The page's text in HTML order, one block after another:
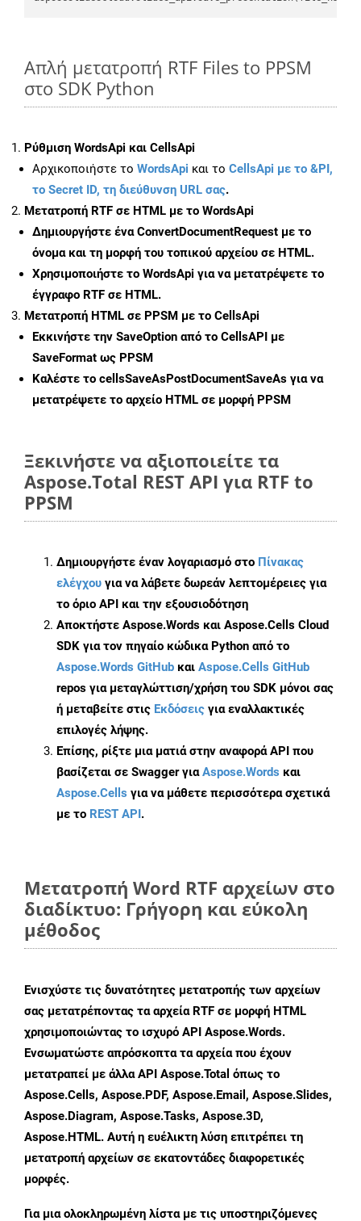
Απλή μετατροπή RTF Files to PPSM
στο SDK Python
Ρύθμιση WordsApi και CellsApi
Αρχικοποιήστε το WordsApi και το CellsApi με το &PI,
το Secret ID, τη διεύθυνση URL σας.
Μετατροπή RTF σε HTML με το WordsApi
Δημιουργήστε έναConvertDocumentRequest με το
όνομα και τη μορφή του τοπικού αρχείου σε HTML.
Χρησιμοποιήστε το WordsApi για να μετατρέψετε το
έγγραφο RTF σε HTML.
Μετατροπή HTML σε PPSM με το CellsApi
Εκκινήστε την SaveOption από το CellsAPI με
SaveFormat ως PPSM
Καλέστε το cellsSaveAsPostDocumentSaveAs για να
μετατρέψετε το αρχείο HTML σε μορφή PPSM
Ξεκινήστε να αξιοποιείτε τα
Aspose.Total REST API για RTF to
PPSM
Δημιουργήστε έναν λογαριασμό στο Πίνακας
ελέγχου για να λάβετε δωρεάν λεπτομέρειες για
το όριο API και την εξουσιοδότηση
Αποκτήστε Aspose.Words και Aspose.Cells Cloud
SDK για τον πηγαίο κώδικα Python από το
Aspose.Words GitHub και Aspose.Cells GitHub
repos για μεταγλώττιση/χρήση του SDK μόνοι σας
ή μεταβείτε στις Εκδόσεις για εναλλακτικές
επιλογές λήψης.
Επίσης, ρίξτε μια ματιά στην αναφορά API που
βασίζεται σε Swagger γιαAspose.Words και
Aspose.Cells για να μάθετε περισσότερα σχετικά
με το REST API.
Μετατροπή Word RTF αρχείων στο
διαδίκτυο: Γρήγορη και εύκολη
μέθοδος
Ενισχύστε τις δυνατότητες μετατροπής των αρχείων
σας μετατρέποντας τα αρχεία RTF σε μορφή HTML
χρησιμοποιώντας το ισχυρό API Aspose.Words.
Ενσωματώστε απρόσκοπτα τα αρχεία που έχουν
μετατραπεί με άλλα API Aspose.Total όπως το
Aspose.Cells, Aspose.PDF, Aspose.Email, Aspose.Slides,
Aspose.Diagram, Aspose.Tasks, Aspose.3D,
Aspose.HTML. Αυτή η ευέλικτη λύση επιτρέπει τη
μετατροπή αρχείων σε εκατοντάδες διαφορετικές
μορφές.
Για μια ολοκληρωμένη λίστα με τις υποστηριζόμενες